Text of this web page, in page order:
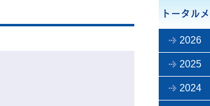
トータル
2026
2025
2024